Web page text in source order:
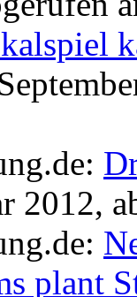
2012,
plant